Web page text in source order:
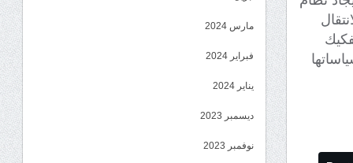
مارس 2024
فبراير 2024
يناير 2024
ديسمبر 2023
نوفمبر 2023